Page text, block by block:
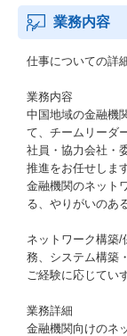
業務内容
仕事についての詳
業務内容
中国地域の金融機
て、チームリーダ
社員・協力会社・
推進をお任せします
金融機関のネット
る、やりがいのあ
ネットワーク構築
務、システム構築
ご経験に応じてい
業務詳細
金融機関向けのネ